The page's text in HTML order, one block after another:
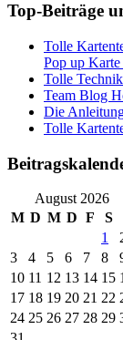
Top-Beiträge
Tolle
Pop up
Tolle
Team Blog
Die
Tolle
August 2026
M D M D F S
1
3
4 5 6 7 8
10 11 12 13 14 15
17 18 19 20 21 22
24 25 26 27 28 29